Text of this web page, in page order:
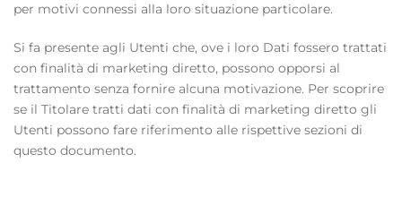
per motivi connessi alla loro situazione particolare.
Si fa presente agli Utenti che, ove i loro Dati fossero trattati
con finalità di marketing diretto, possono opporsi al
trattamento senza fornire alcuna motivazione. Per scoprire
se il Titolare tratti dati con finalità di marketing diretto gli
Utenti possono fare riferimento alle rispettive sezioni di
questo documento.